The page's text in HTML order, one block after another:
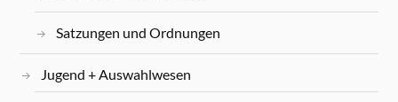
Satzungen und Ordnungen
Jugend + Auswahlwesen